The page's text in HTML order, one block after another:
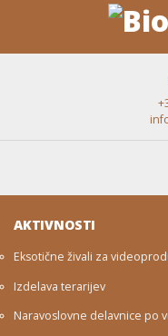
AKTIVNOSTI
Eksotične živali za
Izdelava terarijev
Naravoslovne delavnice po